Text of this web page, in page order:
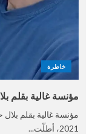
خاطرة
مؤنسة غالية بقلم
مؤنسة غالية بقلم
2021، أطلّت...